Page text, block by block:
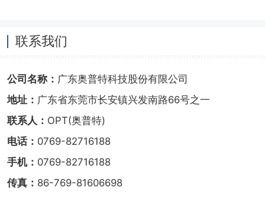
联系我们
公司名称： 广东奥普特科技股份有限公司
地址： 广东省东莞市长安镇兴发南路66号之一
联系人： OPT(奥普特)
电话： 0769-82716188
手机： 0769-82716188
传真： 86-769-81606698